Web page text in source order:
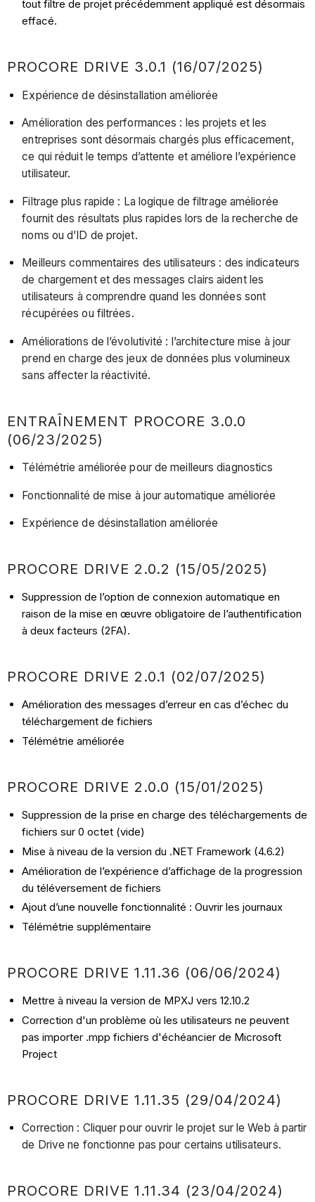
tout filtre de projet précédemment appliqué est désormais
effacé.
PROCORE DRIVE 3.0.1 (16/07/2025)
Expérience de désinstallation améliorée
Amélioration des performances : les projets et les
entreprises sont désormais chargés plus efficacement,
ce qui réduit le temps d’attente et améliore l’expérience
utilisateur.
Filtrage plus rapide : La logique de filtrage améliorée
fournit des résultats plus rapides lors de la recherche de
noms ou d’ID de projet.
Meilleurs commentaires des utilisateurs : des indicateurs
de chargement et des messages clairs aident les
utilisateurs à comprendre quand les données sont
récupérées ou filtrées.
Améliorations de l’évolutivité : l’architecture mise à jour
prend en charge des jeux de données plus volumineux
sans affecter la réactivité.
ENTRAÎNEMENT PROCORE 3.0.0
(06/23/2025)
Télémétrie améliorée pour de meilleurs diagnostics
Fonctionnalité de mise à jour automatique améliorée
Expérience de désinstallation améliorée
PROCORE DRIVE 2.0.2 (15/05/2025)
Suppression de l’option de connexion automatique en
raison de la mise en œuvre obligatoire de l’authentification
à deux facteurs (2FA).
PROCORE DRIVE 2.0.1 (02/07/2025)
Amélioration des messages d’erreur en cas d’échec du
téléchargement de fichiers
Télémétrie améliorée
PROCORE DRIVE 2.0.0 (15/01/2025)
Suppression de la prise en charge des téléchargements de
fichiers sur 0 octet (vide)
Mise à niveau de la version du .NET Framework (4.6.2)
Amélioration de l’expérience d’affichage de la progression
du téléversement de fichiers
Ajout d’une nouvelle fonctionnalité : Ouvrir les journaux
Télémétrie supplémentaire
PROCORE DRIVE 1.11.36 (06/06/2024)
Mettre à niveau la version de MPXJ vers 12.10.2
Correction d'un problème où les utilisateurs ne peuvent
pas importer .mpp fichiers d'échéancier de Microsoft
Project
PROCORE DRIVE 1.11.35 (29/04/2024)
Correction : Cliquer pour ouvrir le projet sur le Web à partir
de Drive ne fonctionne pas pour certains utilisateurs.
PROCORE DRIVE 1.11.34 (23/04/2024)